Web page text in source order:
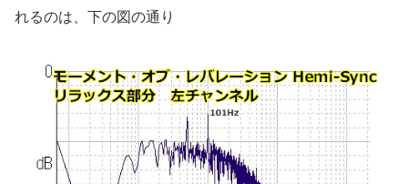
れるのは、下の図の通り